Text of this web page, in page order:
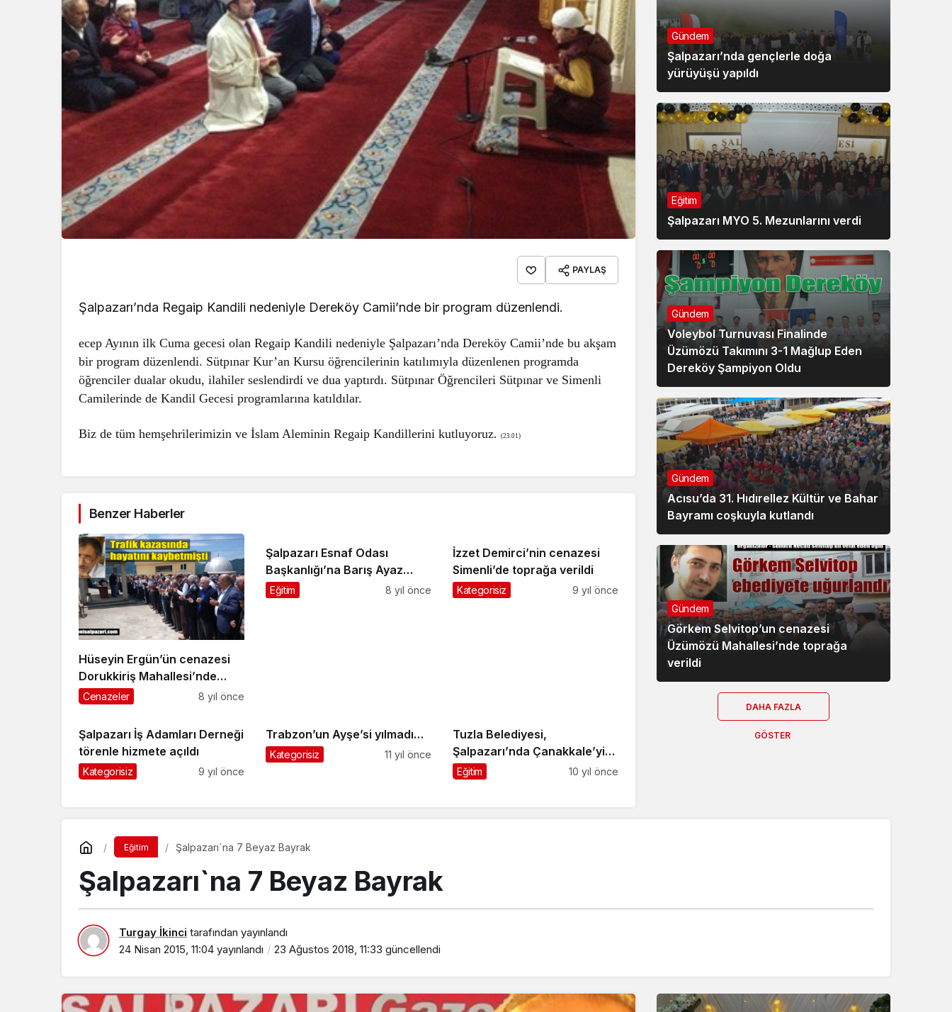
PAYLAŞ
Şalpazarı’nda Regaip Kandili nedeniyle Dereköy Camii’nde bir program düzenlendi.
ecep Ayının ilk Cuma gecesi olan Regaip Kandili nedeniyle Şalpazarı’nda Dereköy Camii’nde bu akşam
bir program düzenlendi. Sütpınar Kur’an Kursu öğrencilerinin katılımıyla düzenlenen programda
öğrenciler dualar okudu, ilahiler seslendirdi ve dua yaptırdı. Sütpınar Öğrencileri Sütpınar ve Simenli
Camilerinde de Kandil Gecesi programlarına katıldılar.
Biz de tüm hemşehrilerimizin ve İslam Aleminin Regaip Kandillerini kutluyoruz.(23.01)
Benzer Haberler
Hüseyin Ergün’ün cenazesi
Dorukkiriş Mahallesi’nde
toprağa verildi
Cenazeler 8 yıl önce
Şalpazarı Esnaf Odası
Başkanlığı’na Barış Ayaz
seçildi
Eğitim 8 yıl önce
İzzet Demirci’nin cenazesi
Simenli’de toprağa verildi
Kategorisiz 9 yıl önce
Şalpazarı İş Adamları Derneği
törenle hizmete açıldı
Kategorisiz 9 yıl önce
Trabzon’un Ayşe’si yılmadı…
Kategorisiz 11 yıl önce
Tuzla Belediyesi,
Şalpazarı’nda Çanakkale’yi
yaşattı
Eğitim 10 yıl önce
Gündem
Şalpazarı’nda gençlerle doğa
yürüyüşü yapıldı
Eğitim
Şalpazarı MYO 5. Mezunlarını verdi
Gündem
Voleybol Turnuvası Finalinde
Üzümözü Takımını 3-1 Mağlup Eden
Dereköy Şampiyon Oldu
Gündem
Acısu’da 31. Hıdırellez Kültür ve Bahar
Bayramı coşkuyla kutlandı
Gündem
Görkem Selvitop’un cenazesi
Üzümözü Mahallesi’nde toprağa
verildi
DAHA FAZLA
GÖSTER
Eğitim Şalpazarı`na 7 Beyaz Bayrak
Şalpazarı`na 7 Beyaz Bayrak
Turgay İkinci tarafından yayınlandı
24 Nisan 2015, 11:04 yayınlandı 23 Ağustos 2018, 11:33 güncellendi